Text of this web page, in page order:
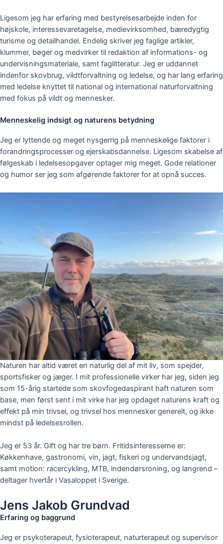
Ligesom jeg har erfaring med bestyrelsesarbejde inden for
højskole, interessevaretagelse, medievirksomhed, bæredygtig
turisme og detailhandel. Endelig skriver jeg faglige artikler,
klummer, bøger og medvirker til redaktion af informations- og
undervisningsmateriale, samt faglitteratur. Jeg er uddannet
indenfor skovbrug, vildtforvaltning og ledelse, og har lang erfaring
med ledelse knyttet til national og international naturforvaltning
med fokus på vildt og mennesker.
Menneskelig indsigt og naturens betydning
Jeg er lyttende og meget nysgerrig på menneskelige faktorer i
forandringsprocesser og ejerskabsdannelse. Ligesom skabelse af
følgeskab i ledelsesopgaver optager mig meget. Gode relationer
og humor ser jeg som afgørende faktorer for at opnå succes.
Naturen har altid været en naturlig del af mit liv, som spejder,
sportsfisker og jæger. I mit professionelle virker har jeg, siden jeg
som 15-årig startede som skovfogedaspirant haft naturen som
base, men først sent i mit virke har jeg opdaget naturens kraft og
effekt på min trivsel, og trivsel hos mennesker generelt, og ikke
mindst på ledelsesrollen.
Jeg er 53 år. Gift og har tre børn. Fritidsinteresserne er:
Køkkenhave, gastronomi, vin, jagt, fiskeri og undervandsjagt,
samt motion: racercykling, MTB, indendørsroning, og langrend –
deltager hvertår i Vasaloppet i Sverige.
Jens Jakob Grundvad
Erfaring og baggrund
Jeg er psykoterapeut, fysioterapeut, naturterapeut og supervisor